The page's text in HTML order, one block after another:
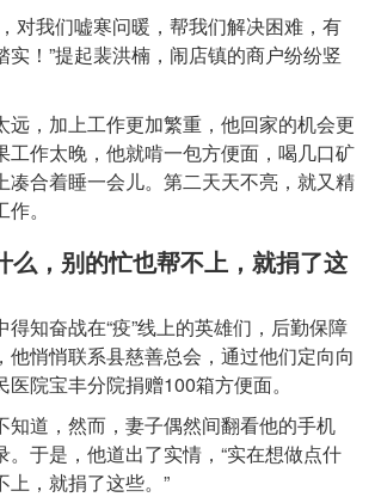
对我们嘘寒问暖，帮我们解决困难，有
实！”提起裴洪楠，闹店镇的商户纷纷竖
远，加上工作更加繁重，他回家的机会更
工作太晚，他就啃一包方便面，喝几口矿
凑合着睡一会儿。第二天天不亮，就又精
。
么，别的忙也帮不上，就捐了这
得知奋战在“疫”线上的英雄们，后勤保障
他悄悄联系县慈善总会，通过他们定向向
院宝丰分院捐赠100箱方便面。
知道，然而，妻子偶然间翻看他的手机
。于是，他道出了实情，“实在想做点什
上，就捐了这些。”